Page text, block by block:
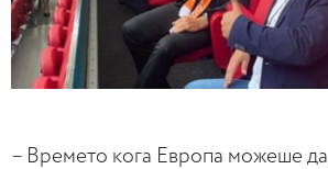
– Времето кога Европа можеше да